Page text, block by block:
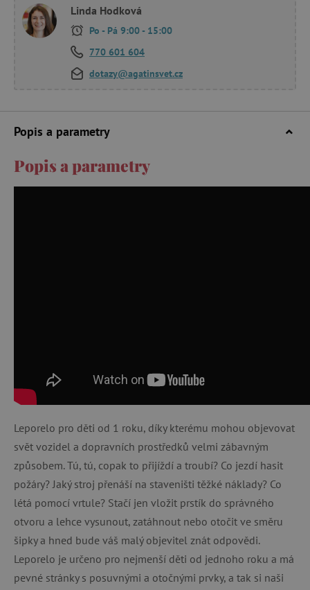
Linda Hodková
Po - Pá 9:00 - 15:00
770 601 604
dotazy@agatinsvet.cz
Popis a parametry
Popis a parametry
Leporelo pro děti od 1 roku, díky kterému mohou objevovat
svět vozidel a dopravních prostředků velmi zábavným
způsobem. Tú, tú, copak to přijíždí a troubí? Co jezdí hasit
požáry? Jaký stroj přenáší na staveništi těžké náklady? Co
létá pomocí vrtule? Stačí jen vložit prstík do správného
otvoru a lehce vysunout, zatáhnout nebo otočit ve směru
šipky a hned bude váš malý objevitel znát odpovědi.
Leporelo je určeno pro nejmenší děti od jednoho roku a má
pevné stránky s posuvnými a otočnými prvky, a tak si naši